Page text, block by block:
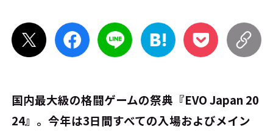
国内最大級の格闘ゲームの祭典『EVO Japan 20
24』。今年は3日間すべての入場およびメイン